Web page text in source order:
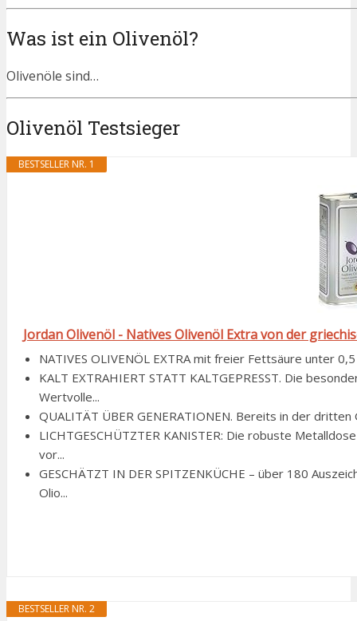
Was ist ein Olivenöl?
Olivenöle sind…
Olivenöl Testsieger
BESTSELLER NR. 1
Jordan Olivenöl - Natives Olivenöl Extra von der
NATIVES OLIVENÖL EXTRA mit freier Fettsäure unter
KALT EXTRAHIERT STATT KALTGEPRESST. Die
Wertvolle...
QUALITÄT ÜBER GENERATIONEN. Bereits in der
LICHTGESCHÜTZTER KANISTER: Die robuste
vor...
GESCHÄTZT IN DER SPITZENKÜCHE – über 180
Olio...
BESTSELLER NR. 2